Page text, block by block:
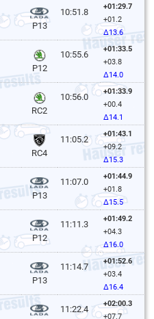
P13
10:51.8
+01:29.7
+01.2
Δ13.6
P12
10:55.6
+01:33.5
+03.8
Δ14.0
RC2
10:56.0
+01:33.9
+00.4
Δ14.1
RC4
11:05.2
+01:43.1
+09.2
Δ15.3
P13
11:07.0
+01:44.9
+01.8
Δ15.5
P12
11:11.3
+01:49.2
+04.3
Δ16.0
P13
11:14.7
+01:52.6
+03.4
Δ16.4
11:22.4
+02:00.3
+07.7